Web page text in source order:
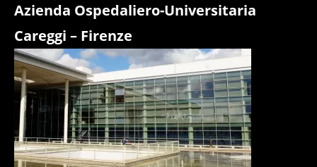
Azienda Ospedaliero-Universitaria
Careggi – Firenze